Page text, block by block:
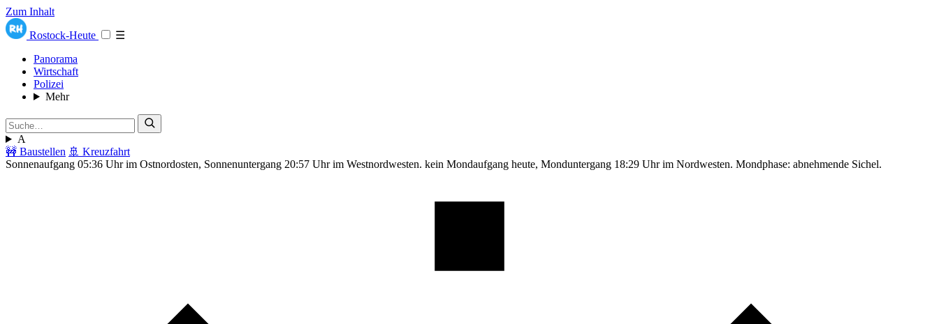
Zum Inhalt
Rostock-Heute
☰
Panorama
Wirtschaft
Polizei
Mehr
A
🚧 Baustellen 🚢 Kreuzfahrt
Sonnenaufgang 05:36 Uhr im Ostnordosten, Sonnenuntergang 20:57 Uhr im Westnordwesten. kein Mondaufgang heute, Monduntergang 18:29 Uhr im Nordwesten. Mondphase: abnehmende Sichel.